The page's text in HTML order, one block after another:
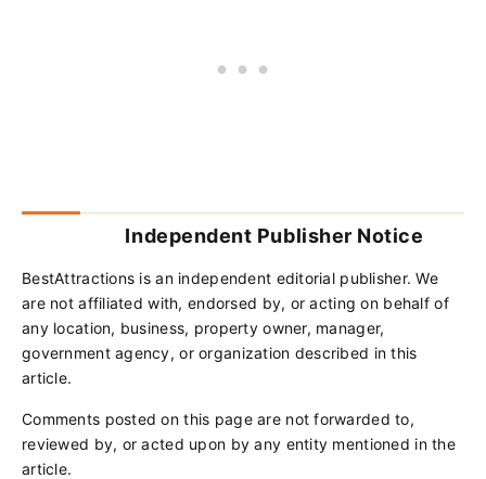
Independent Publisher Notice
BestAttractions is an independent editorial publisher. We
are not affiliated with, endorsed by, or acting on behalf of
any location, business, property owner, manager,
government agency, or organization described in this
article.
Comments posted on this page are not forwarded to,
reviewed by, or acted upon by any entity mentioned in the
article.